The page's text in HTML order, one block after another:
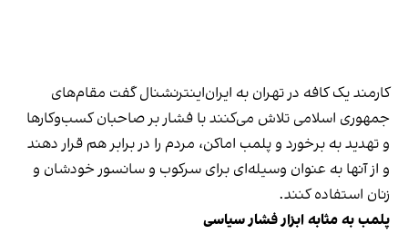
کارمند یک کافه در تهران به ایران‌اینترنشنال گفت مقام‌های
جمهوری اسلامی تلاش می‌کنند با فشار بر صاحبان کسب‌وکارها
و تهدید به برخورد و پلمب اماکن، مردم را در برابر هم قرار دهند
و از آنها به عنوان وسیله‌ای برای سرکوب و سانسور خودشان و
زنان استفاده کنند.
پلمب به مثابه ابزار فشار سیاسی